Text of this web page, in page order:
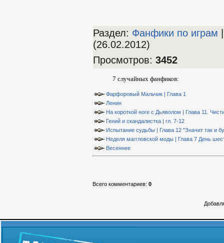
Раздел: Фанфики по играм
(26.02.2012)
Просмотров: 3452
7 случайных фанфиков:
Фарфоровый Мальчик | Глава 1
Ленин
На короткой ноге с Дьяволом | Глава 11.
Гений и скандалистка | гл. 7-12
Испытание судьбы | Глава 12 "Значит так и
Неделя маггловской моды | Глава 7 День
Весеннее
Всего комментариев: 0